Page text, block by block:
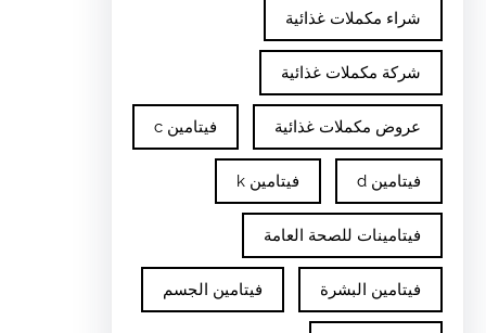
شراء مكملات غذائية
شركة مكملات غذائية
عروض مكملات غذائية فيتامين c
فيتامين d فيتامين k
فيتامينات للصحة العامة
فيتامين البشرة فيتامين الجسم